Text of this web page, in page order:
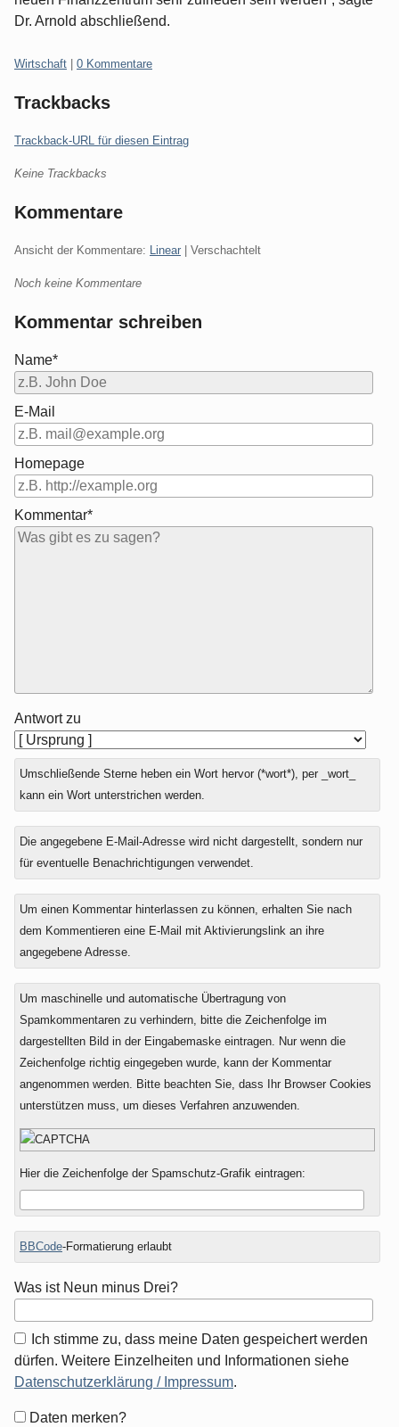
Dr. Arnold abschließend.
Kategorien:
Wirtschaft 0 Kommentare
Trackbacks
Trackback-URL für diesen Eintrag
Keine Trackbacks
Kommentare
Ansicht der Kommentare: Linear | Verschachtelt
Noch keine Kommentare
Kommentar schreiben
Name*
E-Mail
Homepage
Kommentar*
Antwort zu
Umschließende Sterne heben ein Wort hervor (*wort*), per _wort_
kann ein Wort unterstrichen werden.
Die angegebene E-Mail-Adresse wird nicht dargestellt, sondern nur
für eventuelle Benachrichtigungen verwendet.
Um einen Kommentar hinterlassen zu können, erhalten Sie nach
dem Kommentieren eine E-Mail mit Aktivierungslink an ihre
angegebene Adresse.
Um maschinelle und automatische Übertragung von
Spamkommentaren zu verhindern, bitte die Zeichenfolge im
dargestellten Bild in der Eingabemaske eintragen. Nur wenn die
Zeichenfolge richtig eingegeben wurde, kann der Kommentar
angenommen werden. Bitte beachten Sie, dass Ihr Browser Cookies
unterstützen muss, um dieses Verfahren anzuwenden.
Hier die Zeichenfolge der Spamschutz-Grafik eintragen:
BBCode-Formatierung erlaubt
Was ist Neun minus Drei?
Ich stimme zu, dass meine Daten gespeichert werden
dürfen. Weitere Einzelheiten und Informationen siehe
Datenschutzerklärung / Impressum.
Formular-
Daten merken?